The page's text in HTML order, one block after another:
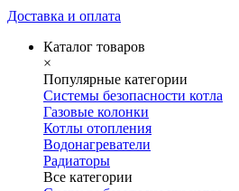
Доставка и оплата
Каталог товаров
×
Популярные категории
Системы безопасности котла
Газовые колонки
Котлы отопления
Водонагреватели
Радиаторы
Все категории